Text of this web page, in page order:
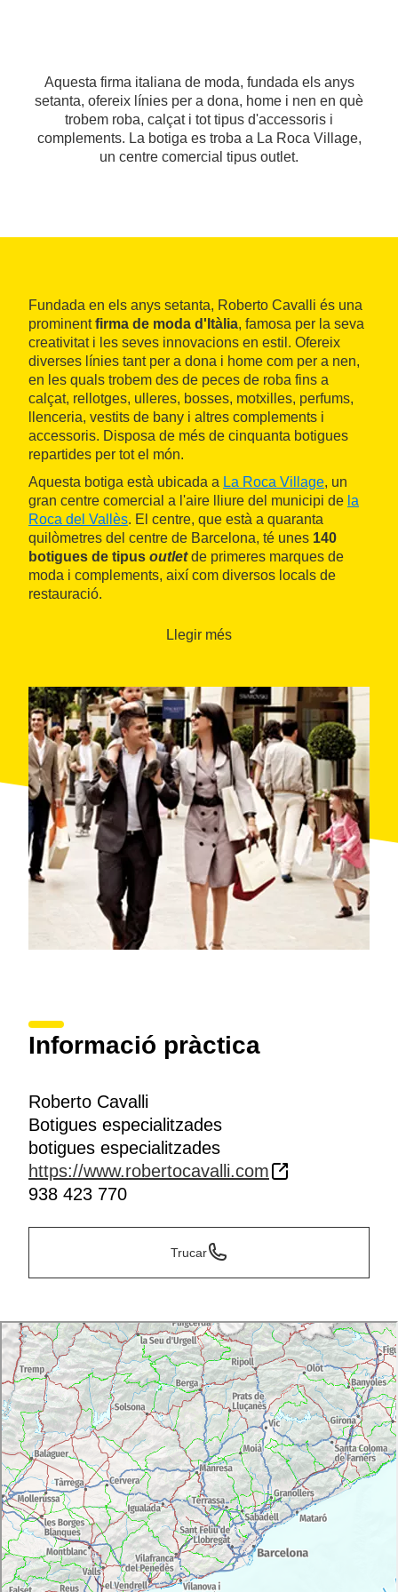
Aquesta firma italiana de moda, fundada els anys
setanta, ofereix línies per a dona, home i nen en què
trobem roba, calçat i tot tipus d'accessoris i
complements. La botiga es troba a La Roca Village,
un centre comercial tipus outlet.
Fundada en els anys setanta, Roberto Cavalli és una
prominentfirma de moda d'Itàlia, famosa per la seva
creativitat i les seves innovacions en estil. Ofereix
diverses línies tant per a dona i home com per a nen,
en les quals trobem des de peces de roba fins a
calçat, rellotges, ulleres, bosses, motxilles, perfums,
llenceria, vestits de bany i altres complements i
accessoris. Disposa de més de cinquanta botigues
repartides per tot el món.
Aquesta botiga està ubicada a La Roca Village, un
gran centre comercial a l'aire lliure del municipi de la
Roca del Vallès. El centre, que està a quaranta
quilòmetres del centre de Barcelona, té unes 140
botigues de tipus outletde primeres marques de
moda i complements, així com diversos locals de
restauració.
Llegir més
Informació pràctica
Roberto Cavalli
Botigues especialitzades
botigues especialitzades
https://www.robertocavalli.com
938 423 770
Trucar